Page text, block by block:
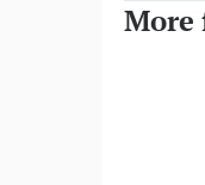
More